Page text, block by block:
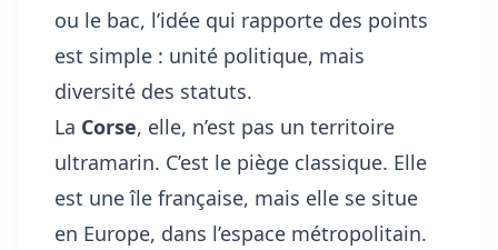
ou le bac, l’idée qui rapporte des points
est simple : unité politique, mais
diversité des statuts.
La Corse, elle, n’est pas un territoire
ultramarin. C’est le piège classique. Elle
est une île française, mais elle se situe
en Europe, dans l’espace métropolitain.